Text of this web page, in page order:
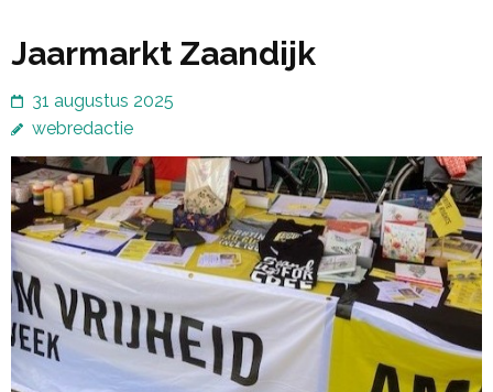
Jaarmarkt Zaandijk
31 augustus 2025
webredactie